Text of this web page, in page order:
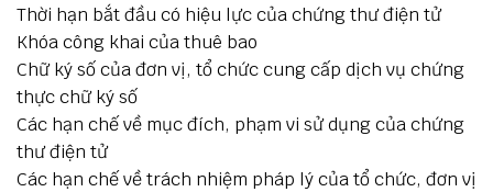
Thời hạn bắt đầu có hiệu lực của chứng thư điện tử
Khóa công khai của thuê bao
Chữ ký số của đơn vị, tổ chức cung cấp dịch vụ chứng
thực chữ ký số
Các hạn chế về mục đích, phạm vi sử dụng của chứng
thư điện tử
Các hạn chế về trách nhiệm pháp lý của tổ chức, đơn vị